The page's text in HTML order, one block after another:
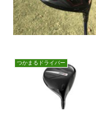
つかまるドライバー